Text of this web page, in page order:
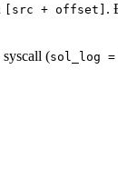
[src + offset] .
syscall (sol_log =